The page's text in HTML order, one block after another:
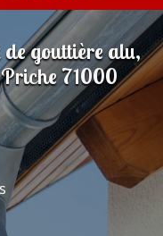
gouttière alu,
71000